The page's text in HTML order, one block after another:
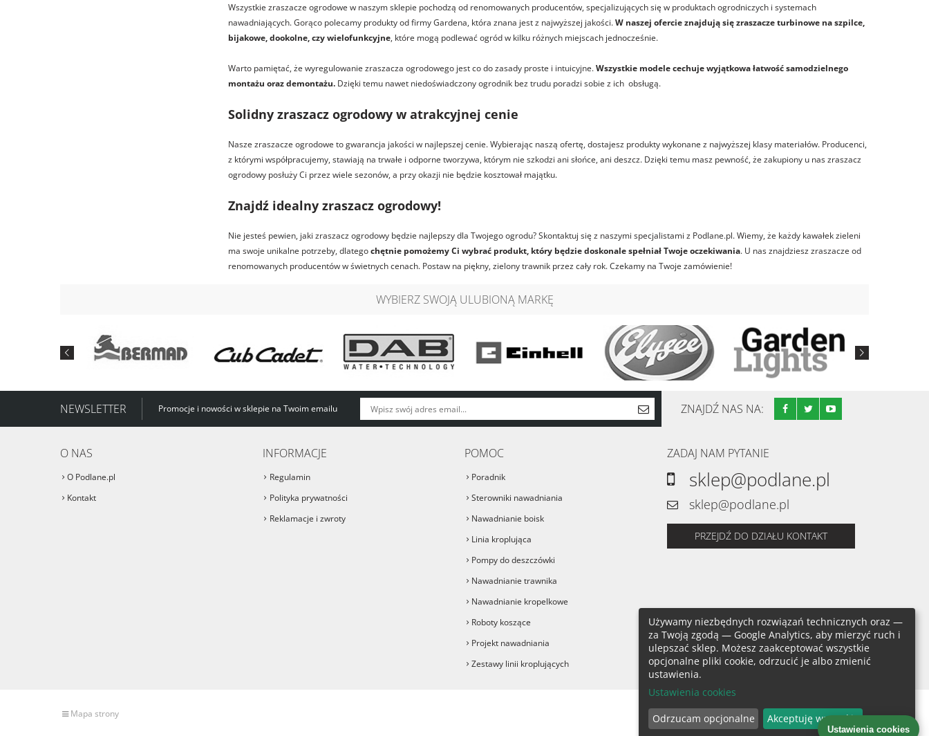
Wszystkie zraszacze ogrodowe w naszym sklepie pochodzą od renomowanych producentów, specjalizujących się w produktach ogrodniczych i systemach
nawadniających. Gorąco polecamy produkty od firmy Gardena, która znana jest z najwyższej jakości.W naszej ofercie znajdują się zraszacze turbinowe na szpilce,
bijakowe, dookolne, czy wielofunkcyjne, które mogą podlewać ogród w kilku różnych miejscach jednocześnie.
Warto pamiętać, że wyregulowanie zraszacza ogrodowego jest co do zasady proste i intuicyjne.Wszystkie modele cechuje wyjątkowa łatwość samodzielnego
montażu oraz demontażu. Dzięki temu nawet niedoświadczony ogrodnik bez trudu poradzi sobie z ich obsługą.
Solidny zraszacz ogrodowy w atrakcyjnej cenie
Nasze zraszacze ogrodowe to gwarancja jakości w najlepszej cenie. Wybierając naszą ofertę, dostajesz produkty wykonane z najwyższej klasy materiałów. Producenci,
z którymi współpracujemy, stawiają na trwałe i odporne tworzywa, którym nie szkodzi ani słońce, ani deszcz. Dzięki temu masz pewność, że zakupiony u nas zraszacz
ogrodowy posłuży Ci przez wiele sezonów, a przy okazji nie będzie kosztował majątku.
Znajdź idealny zraszacz ogrodowy!
Nie jesteś pewien, jaki zraszacz ogrodowy będzie najlepszy dla Twojego ogrodu? Skontaktuj się z naszymi specjalistami z Podlane.pl. Wiemy, że każdy kawałek zieleni
ma swoje unikalne potrzeby, dlategochętnie pomożemy Ci wybrać produkt, który będzie doskonale spełniał Twoje oczekiwania. U nas znajdziesz zraszacze od
renomowanych producentów w świetnych cenach. Postaw na piękny, zielony trawnik przez cały rok. Czekamy na Twoje zamówienie!
WYBIERZ SWOJĄ ULUBIONĄ MARKĘ
NEWSLETTER Promocje i nowości w sklepie na Twoim emailu ZNAJDŹ NAS NA:
O NAS
O Podlane.pl
Kontakt
INFORMACJE
Regulamin
Polityka prywatności
Reklamacje i zwroty
POMOC
Poradnik
Sterowniki nawadniania
Nawadnianie boisk
Linia kroplująca
Pompy do deszczówki
Nawadnianie trawnika
Nawadnianie kropelkowe
Roboty koszące
Projekt nawadniania
Zestawy linii kroplujących
ZADAJ NAM PYTANIE
sklep@podlane.pl
sklep@podlane.pl
PRZEJDŹ DO DZIAŁU KONTAKT
Mapa strony Projekt i wykonanie: sklepy internetowe GOshop
Używamy niezbędnych rozwiązań technicznych oraz —
za Twoją zgodą — Google Analytics, aby mierzyć ruch i
ulepszać sklep. Możesz zaakceptować wszystkie
opcjonalne pliki cookie, odrzucić je albo zmienić
ustawienia.
Ustawienia cookies
Odrzucam opcjonalne Akceptuję wszystkie
Ustawienia cookies